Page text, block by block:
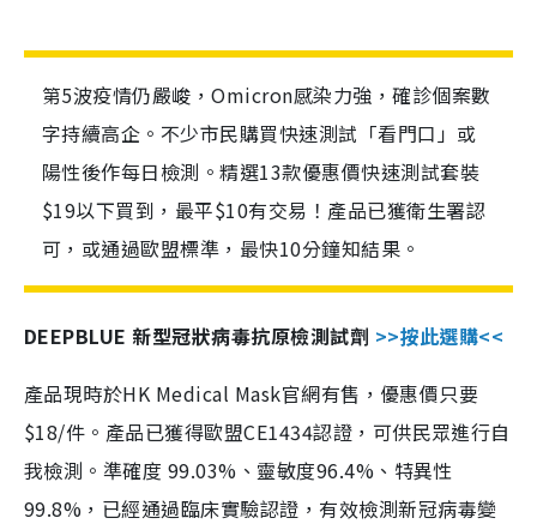
第5波疫情仍嚴峻，Omicron感染力強，確診個案數
字持續高企。不少市民購買快速測試「看門口」或
陽性後作每日檢測。精選13款優惠價快速測試套裝
$19以下買到，最平$10有交易！產品已獲衛生署認
可，或通過歐盟標準，最快10分鐘知結果。
DEEPBLUE 新型冠狀病毒抗原檢測試劑 >>按此選購<<
產品現時於HK Medical Mask官網有售，優惠價只要
$18/件。產品已獲得歐盟CE1434認證，可供民眾進行自
我檢測。準確度 99.03%、靈敏度96.4%、特異性
99.8%，已經通過臨床實驗認證，有效檢測新冠病毒變